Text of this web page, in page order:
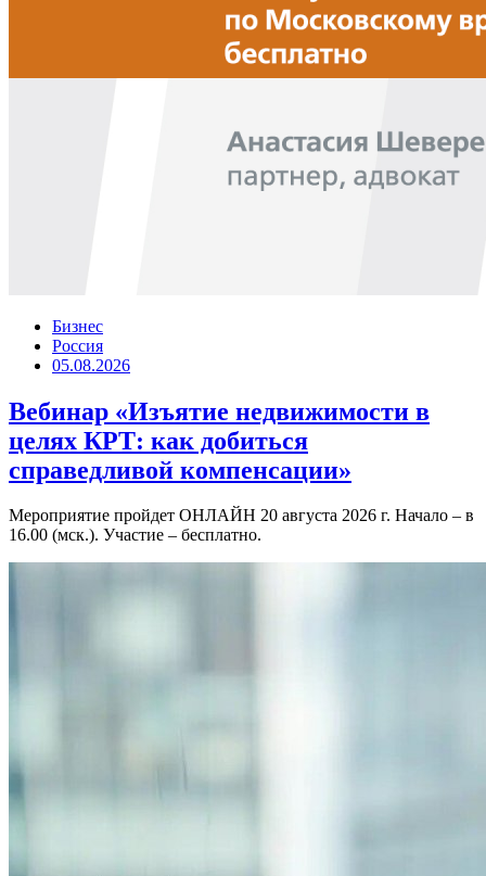
Бизнес
Россия
05.08.2026
Вебинар «Изъятие недвижимости в
целях КРТ: как добиться
справедливой компенсации»
Мероприятие пройдет ОНЛАЙН 20 августа 2026 г. Начало – в
16.00 (мск.). Участие – бесплатно.